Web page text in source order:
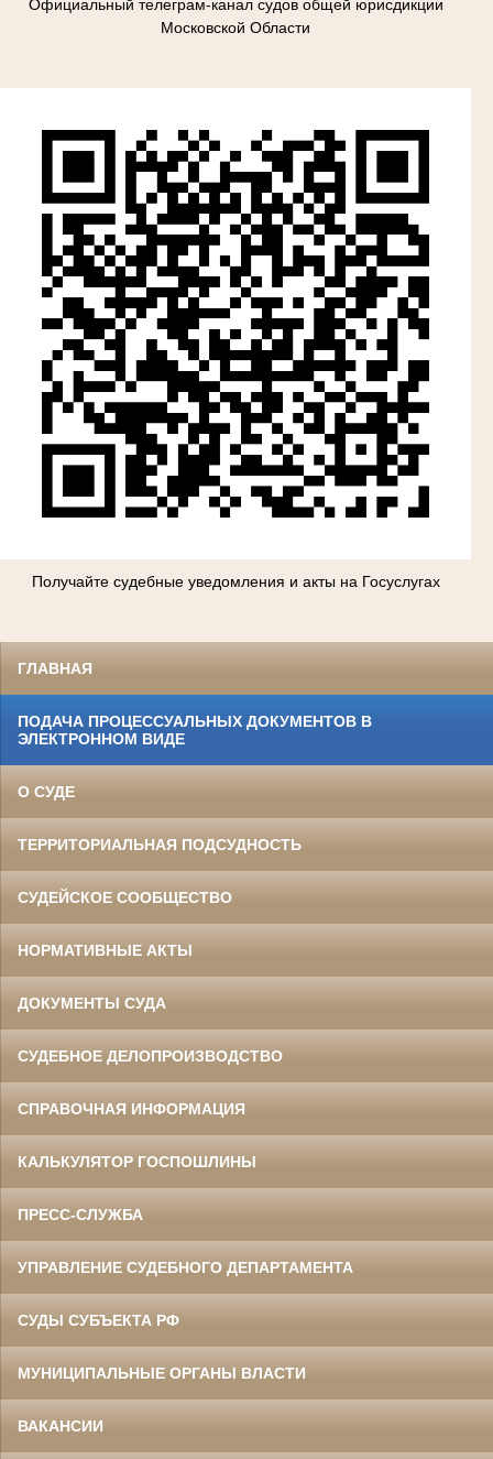
Официальный телеграм-канал судов общей юрисдикции
Московской Области
Получайте судебные уведомления и акты на Госуслугах
ГЛАВНАЯ
ПОДАЧА ПРОЦЕССУАЛЬНЫХ ДОКУМЕНТОВ В
ЭЛЕКТРОННОМ ВИДЕ
О СУДЕ
ТЕРРИТОРИАЛЬНАЯ ПОДСУДНОСТЬ
СУДЕЙСКОЕ СООБЩЕСТВО
НОРМАТИВНЫЕ АКТЫ
ДОКУМЕНТЫ СУДА
СУДЕБНОЕ ДЕЛОПРОИЗВОДСТВО
СПРАВОЧНАЯ ИНФОРМАЦИЯ
КАЛЬКУЛЯТОР ГОСПОШЛИНЫ
ПРЕСС-СЛУЖБА
УПРАВЛЕНИЕ СУДЕБНОГО ДЕПАРТАМЕНТА
СУДЫ СУБЪЕКТА РФ
МУНИЦИПАЛЬНЫЕ ОРГАНЫ ВЛАСТИ
ВАКАНСИИ